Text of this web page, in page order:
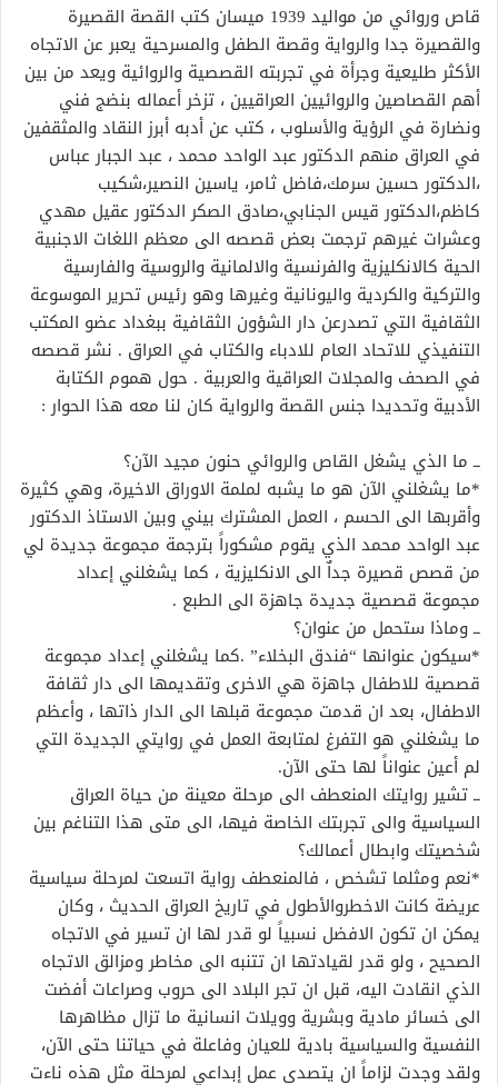
قاص وروائي من مواليد 1939 ميسان كتب القصة القصيرة
والقصيرة جدا والرواية وقصة الطفل والمسرحية يعبر عن الاتجاه
الأكثر طليعية وجرأة في تجربته القصصية والروائية ويعد من بين
أهم القصاصين والروائيين العراقيين ، تزخر أعماله بنضج فني
ونضارة في الرؤية والأسلوب ، كتب عن أدبه أبرز النقاد والمثقفين
في العراق منهم الدكتور عبد الواحد محمد ، عبد الجبار عباس
،الدكتور حسين سرمك،فاضل ثامر، ياسين النصير،شكيب
كاظم،الدكتور قيس الجنابي،صادق الصكر الدكتور عقيل مهدي
وعشرات غيرهم ترجمت بعض قصصه الى معظم اللغات الاجنبية
الحية كالانكليزية والفرنسية والالمانية والروسية والفارسية
والتركية والكردية واليونانية وغيرها وهو رئيس تحرير الموسوعة
الثقافية التي تصدرعن دار الشؤون الثقافية ببغداد عضو المكتب
التنفيذي للاتحاد العام للادباء والكتاب في العراق . نشر قصصه
في الصحف والمجلات العراقية والعربية . حول هموم الكتابة
الأدبية وتحديدا جنس القصة والرواية كان لنا معه هذا الحوار :
ــ ما الذي يشغل القاص والروائي حنون مجيد الآن؟
*ما يشغلني الآن هو ما يشبه لملمة الاوراق الاخيرة، وهي كثيرة
وأقربها الى الحسم ، العمل المشترك بيني وبين الاستاذ الدكتور
عبد الواحد محمد الذي يقوم مشكوراً بترجمة مجموعة جديدة لي
من قصص قصيرة جداٌ الى الانكليزية ، كما يشغلني إعداد
مجموعة قصصية جديدة جاهزة الى الطبع .
ــ وماذا ستحمل من عنوان؟
*سيكون عنوانها “فندق البخلاء” .كما يشغلني إعداد مجموعة
قصصية للاطفال جاهزة هي الاخرى وتقديمها الى دار ثقافة
الاطفال، بعد ان قدمت مجموعة قبلها الى الدار ذاتها ، وأعظم
ما يشغلني هو التفرغ لمتابعة العمل في روايتي الجديدة التي
لم أعين عنواناً لها حتى الآن.
ــ تشير روايتك المنعطف الى مرحلة معينة من حياة العراق
السياسية والى تجربتك الخاصة فيها، الى متى هذا التناغم بين
شخصيتك وابطال أعمالك؟
*نعم ومثلما تشخص ، فالمنعطف رواية اتسعت لمرحلة سياسية
عريضة كانت الاخطروالأطول في تاريخ العراق الحديث ، وكان
يمكن ان تكون الافضل نسبياً لو قدر لها ان تسير في الاتجاه
الصحيح ، ولو قدر لقيادتها ان تتنبه الى مخاطر ومزالق الاتجاه
الذي انقادت اليه، قبل ان تجر البلاد الى حروب وصراعات أفضت
الى خسائر مادية وبشرية وويلات انسانية ما تزال مظاهرها
النفسية والسياسية بادية للعيان وفاعلة في حياتنا حتى الآن،
ولقد وجدت لزاماً ان يتصدى عمل إبداعي لمرحلة مثل هذه ناءت